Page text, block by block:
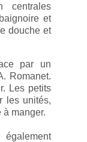
centrales
et
douche et
par un
Romanet.
Les petits
les unités,
à manger.